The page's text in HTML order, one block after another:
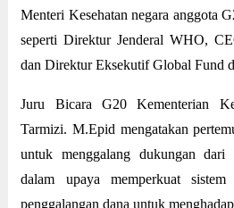
Menteri Kesehatan negara anggota
seperti Direktur Jenderal WHO,
dan Direktur Eksekutif Global Fund
Juru Bicara G20 Kementerian
Tarmizi. M.Epid mengatakan
untuk menggalang dukungan dari
dalam upaya memperkuat
penggalangan dana untuk